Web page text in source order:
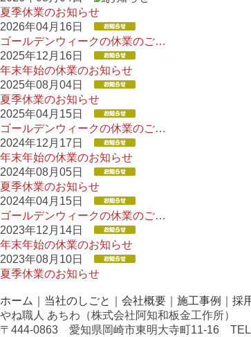
夏季休業のお知らせ
2026年04月16日
ゴールデンウィークの休業のご…
2025年12月16日
年末年始の休業のお知らせ
2025年08月04日
夏季休業のお知らせ
2025年04月15日
ゴールデンウィークの休業のご…
2024年12月17日
年末年始の休業のお知らせ
2024年08月05日
夏季休業のお知らせ
2024年04月15日
ゴールデンウィークの休業のご…
2023年12月14日
年末年始の休業のお知らせ
2023年08月10日
夏季休業のお知らせ
ホーム 当社のしごと 会社概要 施工事例 採
やね職人 あちわ（株式会社阿知和板金工作所）
〒444-0863 愛知県岡崎市東明大寺町11-16